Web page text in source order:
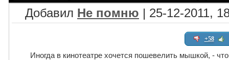
Добавил Не помню | 25-12-2011,
+58
Иногда в кинотеатре хочется пошевелить мышкой, -